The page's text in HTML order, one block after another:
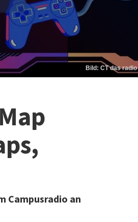
Bild: CT das radio
Campusradio an